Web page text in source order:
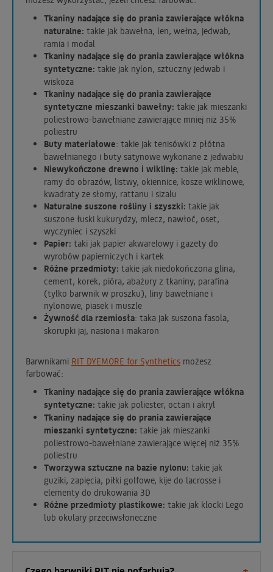
Tkaniny nadające się do prania zawierające włókna
naturalne: takie jak bawełna, len, wełna, jedwab,
ramia i modal
Tkaniny nadające się do prania zawierające włókna
syntetyczne: takie jak nylon, sztuczny jedwab i
wiskoza
Tkaniny nadające się do prania zawierające
syntetyczne mieszanki bawełny: takie jak mieszanki
poliestrowo-bawełniane zawierające mniej niż 35%
poliestru
Buty materiałowe: takie jak tenisówki z płótna
bawełnianego i buty satynowe wykonane z jedwabiu
Niewykończone drewno i wiklinę: takie jak meble,
ramy do obrazów, listwy, okiennice, kosze wiklinowe,
kwadraty ze słomy, rattanu i sizalu
Naturalne suszone rośliny i szyszki: takie jak
suszone łuski kukurydzy, mlecz, nawłoć, oset,
wyczyniec i szyszki
Papier: taki jak papier akwarelowy i gazety do
wyrobów papierniczych i kartek
Różne przedmioty: takie jak niedokończona glina,
cement, korek, pióra, abażury z tkaniny, parafina
(tylko barwnik w proszku), liny bawełniane i
nylonowe, piasek i muszle
Żywność dla rzemiosła: taka jak suszona fasola,
skorupki jaj, nasiona i makaron
Barwnikami RIT DYEMORE for Synthetics możesz
farbować:
Tkaniny nadające się do prania zawierające włókna
syntetyczne: takie jak poliester, octan i akryl
Tkaniny nadające się do prania zawierające
mieszanki syntetyczne: takie jak mieszanki
poliestrowo-bawełniane zawierające więcej niż 35%
poliestru
Tworzywa sztuczne na bazie nylonu: takie jak
guziki, zapięcia, piłki golfowe, kije do lacrosse i
elementy do drukowania 3D
Różne przedmioty plastikowe: takie jak klocki Lego
lub okulary przeciwsłoneczne